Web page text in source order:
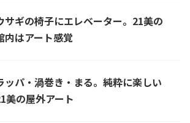
サギの椅子にエレベーター。21美の
内はアート感覚
ッパ・渦巻き・まる。純粋に楽しい
美の屋外アート